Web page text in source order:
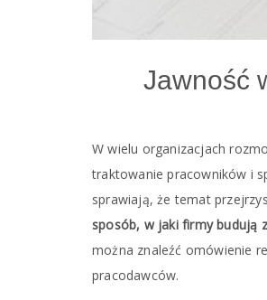
Jawność
W wielu organizacjach
traktowanie pracowników i
sprawiają, że temat
sposób, w jaki firmy budują
można znaleźć omówienie
pracodawców.